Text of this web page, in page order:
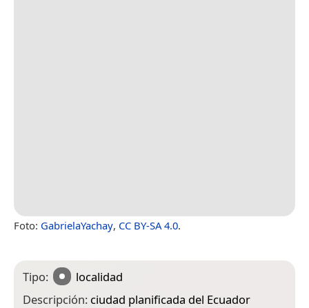
Foto: GabrielaYachay, CC BY-SA 4.0.
Tipo:
localidad
Descripción: ciudad planificada del Ecuador